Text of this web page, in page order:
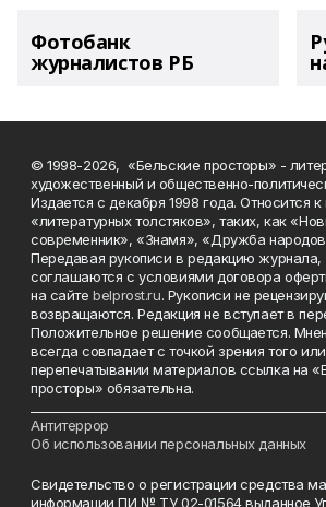
Фотобанк
журналистов РБ
© 1998-2026, «Бельские просторы» -
художественный и общественно-
Издается с декабря 1998 года. Относится к
«литературных толстяков», таких, как
современник», «Знамя», «Дружба
Передавая рукописи в редакцию журнала,
соглашаются с условиями договора
на сайтеbelprost.ru. Рукописи не
возвращаются. Редакция не вступает в
Положительное решение сообщается.
всегда совпадает с точкой зрения того
перепечатывании материалов ссылка на
просторы» обязательна.
Антитеррор
Об использовании персональных данных
Свидетельство о регистрации средства
информации ПИ № ТУ 02-01564 выданное